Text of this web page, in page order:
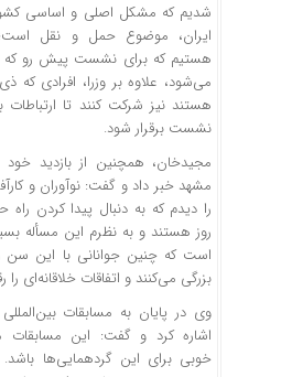
شدیم که مشکل اصلی و اساسی
ایران، موضوع حمل و نقل است؛
هستیم که برای نشست پیش رو که
می‌شود، علاوه بر وزرا، افرادی که
هستند نیز شرکت کنند تا
نشست برقرار شود.
مجیدخان، همچنین از بازدید خود
مشهد خبر داد و گفت: نوآوران و
را دیدم که به دنبال پیدا کردن
روز هستند و به نظرم این مسأله
است که چنین جوانانی با این سن
بزرگی می‌کنند و اتفاقات خلاقانه‌ای را
وی در پایان به مسابقات
اشاره کرد و گفت: این مسابقات
خوبی برای این گردهمایی‌ها